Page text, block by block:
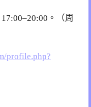
。（周
profile.php?